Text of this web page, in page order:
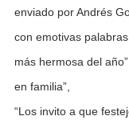
enviado por Andrés
con emotivas
más hermosa del
en familia”,
“Los invito a que